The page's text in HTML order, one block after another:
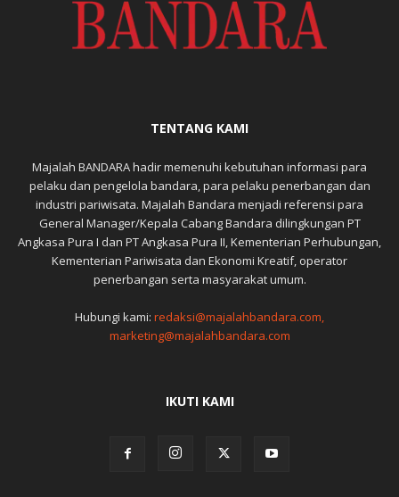
TENTANG KAMI
Majalah BANDARA hadir memenuhi kebutuhan informasi para
pelaku dan pengelola bandara, para pelaku penerbangan dan
industri pariwisata. Majalah Bandara menjadi referensi para
General Manager/Kepala Cabang Bandara dilingkungan PT
Angkasa Pura I dan PT Angkasa Pura II, Kementerian Perhubungan,
Kementerian Pariwisata dan Ekonomi Kreatif, operator
penerbangan serta masyarakat umum.
Hubungi kami: redaksi@majalahbandara.com,
marketing@majalahbandara.com
IKUTI KAMI